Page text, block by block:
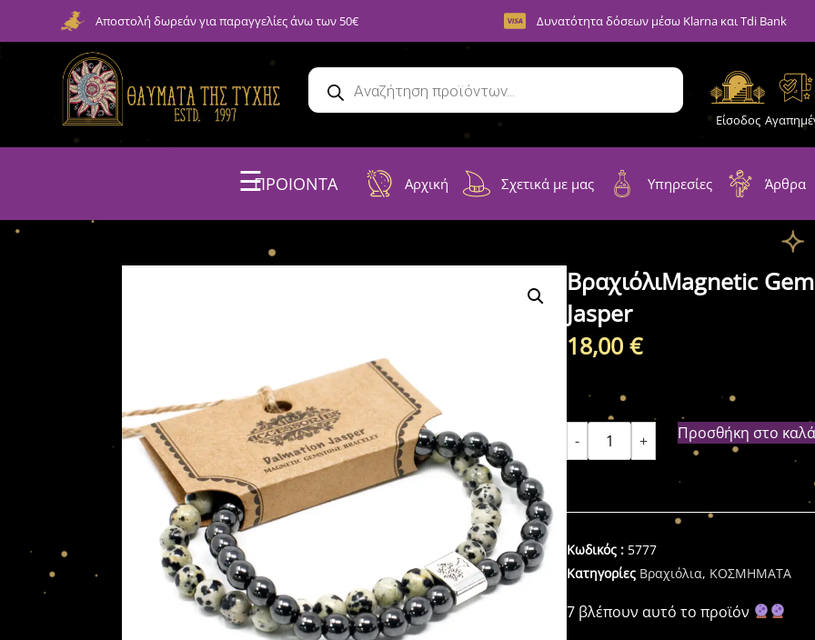
Αποστολή δωρεάν για παραγγελίες άνω των 50€ Δυνατότητα δόσεων μέσω Klarna και Tdi Bank
Είσοδος
☰ΠΡΟΙΟΝΤΑ Αρχική Σχετικά με μας Υπηρεσίες Άρθρα
ΒραχιόλιMagnetic
Jasper
18,00€
- + Προσθήκη στο
Κωδικός : 5777
Κατηγορίες Βραχιόλια, ΚΟΣΜΗΜΑΤΑ
7 βλέπουν αυτό το προϊόν